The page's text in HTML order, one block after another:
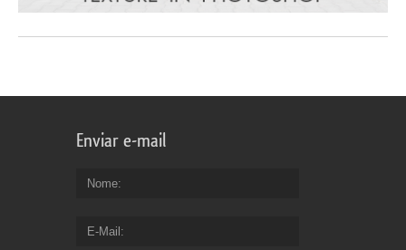
Enviar e-mail
Nome
E-Mail